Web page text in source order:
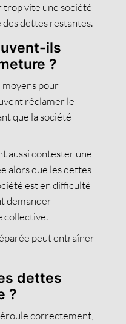
vite une société
des dettes restantes.
ils
?
moyens pour
réclamer le
que la société
aussi contester une
alors que les dettes
est en difficulté
demander
collective.
peut entraîner
dettes
?
correctement,